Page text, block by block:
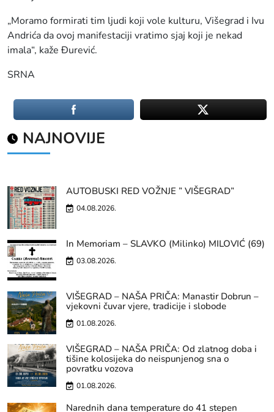
„Moramo formirati tim ljudi koji vole kulturu, Višegrad i Ivu
Andrića da ovoj manifestaciji vratimo sjaj koji je nekad
imala“, kaže Đurević.
SRNA
NAJNOVIJE
AUTOBUSKI RED VOŽNJE ” VIŠEGRAD”
04.08.2026.
In Memoriam – SLAVKO (Milinko) MILOVIĆ (69)
03.08.2026.
VIŠEGRAD – NAŠA PRIČA: Manastir Dobrun –
vjekovni čuvar vjere, tradicije i slobode
01.08.2026.
VIŠEGRAD – NAŠA PRIČA: Od zlatnog doba i
tišine kolosijeka do neispunjenog sna o
povratku vozova
01.08.2026.
Narednih dana temperature do 41 stepen